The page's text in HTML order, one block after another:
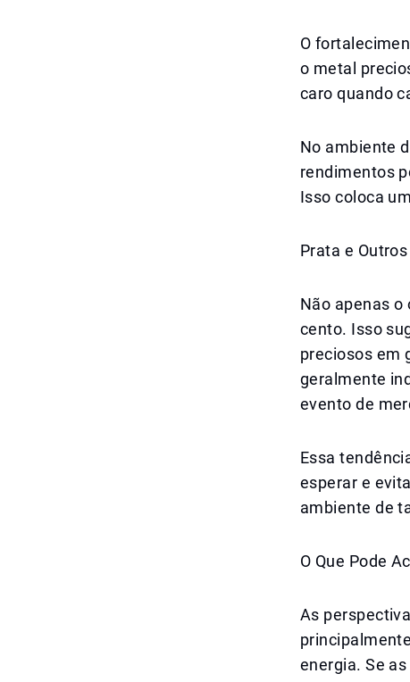
O
o metal
caro quando
No ambiente
rendimentos
Isso coloca
Prata e
Não apenas
cento. Isso
preciosos em
geralmente
evento de
Essa
esperar e
ambiente de
O Que Pode
As
energia. Se